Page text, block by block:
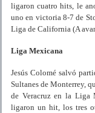
ligaron cuatro hits, le
uno en victoria 8-7 de
Liga de California (A
Liga Mexicana
Jesús Colomé salvó
Sultanes de Monterrey,
de Veracruz en la
ligaron un hit, los tres